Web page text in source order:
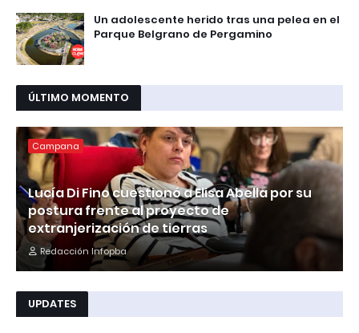
Un adolescente herido tras una pelea en el
Parque Belgrano de Pergamino
ÚLTIMO MOMENTO
Campana
Lucía Di Fino cuestionó a Elisa Abella por su
postura frente al proyecto de
extranjerización de tierras
Redacción Infopba
UPDATES